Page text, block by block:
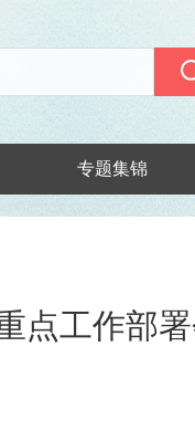
专题集锦
点工作部